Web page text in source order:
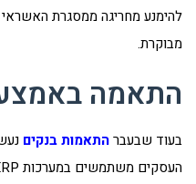
להימנע מחריגה ממסגרת
מבוקרת.
התאמה
בעוד שבעברהתאמות בנקים